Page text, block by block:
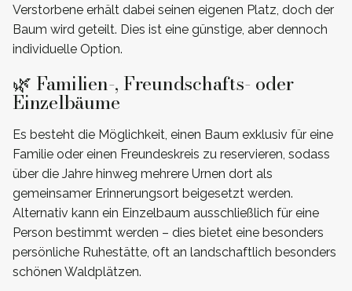
Verstorbene erhält dabei seinen eigenen Platz, doch der
Baum wird geteilt. Dies ist eine günstige, aber dennoch
individuelle Option.
🌿 Familien-, Freundschafts- oder
Einzelbäume
Es besteht die Möglichkeit, einen Baum exklusiv für eine
Familie oder einen Freundeskreis zu reservieren, sodass
über die Jahre hinweg mehrere Urnen dort als
gemeinsamer Erinnerungsort beigesetzt werden.
Alternativ kann ein Einzelbaum ausschließlich für eine
Person bestimmt werden – dies bietet eine besonders
persönliche Ruhestätte, oft an landschaftlich besonders
schönen Waldplätzen.